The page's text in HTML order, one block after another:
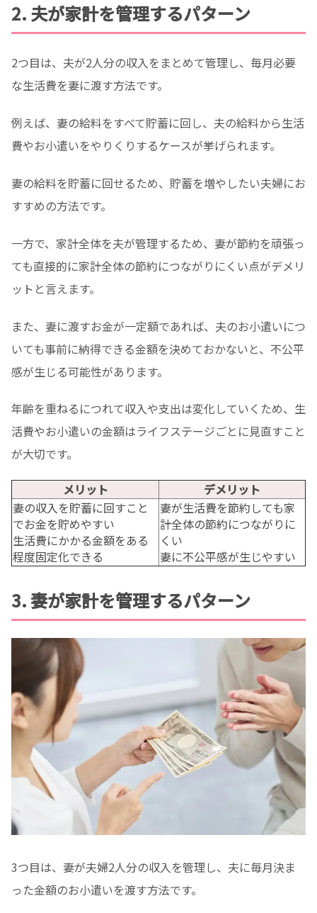
2. 夫が家計を管理するパターン
2つ目は、夫が2人分の収入をまとめて管理し、毎月必要
な生活費を妻に渡す方法です。
例えば、妻の給料をすべて貯蓄に回し、夫の給料から生活
費やお小遣いをやりくりするケースが挙げられます。
妻の給料を貯蓄に回せるため、貯蓄を増やしたい夫婦にお
すすめの方法です。
一方で、家計全体を夫が管理するため、妻が節約を頑張っ
ても直接的に家計全体の節約につながりにくい点がデメリ
ットと言えます。
また、妻に渡すお金が一定額であれば、夫のお小遣いにつ
いても事前に納得できる金額を決めておかないと、不公平
感が生じる可能性があります。
年齢を重ねるにつれて収入や支出は変化していくため、生
活費やお小遣いの金額はライフステージごとに見直すこと
が大切です。
メリット
デメリット
妻の収入を貯蓄に回すこと
でお金を貯めやすい
生活費にかかる金額をある
程度固定化できる
妻が生活費を節約しても家
計全体の節約につながりに
くい
妻に不公平感が生じやすい
3. 妻が家計を管理するパターン
3つ目は、妻が夫婦2人分の収入を管理し、夫に毎月決ま
った金額のお小遣いを渡す方法です。